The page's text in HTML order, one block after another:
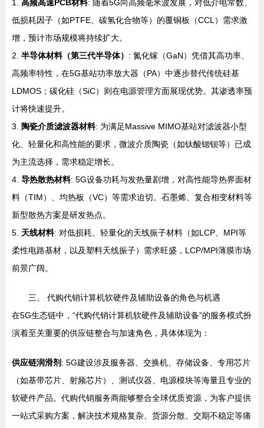
1. 高频高速PCB材料: 随着5G向高频毫米波发展，对低介电常数、
低损耗因子（如PTFE、碳氢化合物等）的覆铜板（CCL）需求激
增，预计市场规模将持续扩大。
2. 半导体材料（第三代半导体） : 氮化镓（GaN）凭借其高功率、
高频率特性，在5G基站功率放大器（PA）中逐步替代传统硅基
LDMOS；碳化硅（SiC）则在电源管理方面展现优势。其渗透率预
计将快速提升。
3.
陶瓷介质滤波器材料: 为满足Massive MIMO基站对滤波器小型
化、轻量化和高性能的要求，微波介质陶瓷（如钛酸锶钡等）已成
为主流选择，需求稳定增长。
4. 导热散热材料: 5G设备功耗与发热量剧增，对高性能导热界面材
料（TIM）、均热板（VC）等需求迫切。石墨烯、复合相变材料等
新型散热方案是研发热点。
5. 天线材料: 对低损耗、轻量化的天线振子材料（如LCP、MPI等
柔性电路基材，以及塑料天线振子）需求旺盛，LCP/MPI薄膜市场
前景广阔。
三、 代购代销计算机软硬件及辅助设备的角色与机遇
在5G生态链中，“代购代销计算机软硬件及辅助设备”的服务模式扮
演着至关重要的供应链整合与加速角色，具体体现为：
供应链润滑剂 : 5G建设涉及服务器、交换机、存储设备、专用芯片
（如基带芯片、射频芯片）、测试仪器、电源模块等海量且专业的
软硬件产品。代购代销服务商能够整合全球优质资源，为客户提供
一站式采购方案，解决技术规格复杂、货源分散、交期不稳定等痛